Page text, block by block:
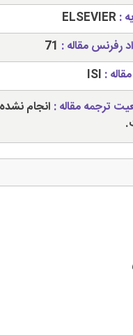
:
ELSEVIER
رفرنس مقاله : 71
:
ISI
ترجمه مقاله : انجام نشده